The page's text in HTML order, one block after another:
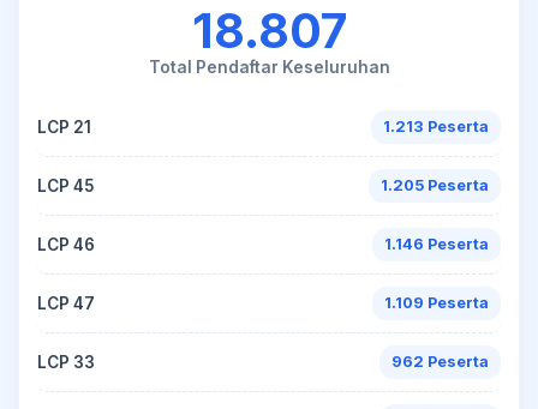
18.807
Total Pendaftar Keseluruhan
LCP 21 1.213 Peserta
LCP 45 1.205 Peserta
LCP 46 1.146 Peserta
LCP 47 1.109 Peserta
LCP 33 962 Peserta